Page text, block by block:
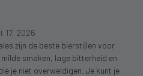
17, 2026
zijn de beste bierstijlen voor
smaken, lage bitterheid en
je niet overweldigen. Je kunt je